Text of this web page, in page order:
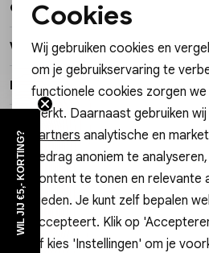
Vesten
Lingerie
Over dit item
Winkelvoorraad
Kenmerken
Verzending / Ophalen in de
Retourneren
Style dit met
My Jewellery 1
Noodzakelijke
Personalisatie
Analytische cookies
Marketing cookies
Cookies
Wij gebruiken cookies en
om je gebruikservaring te
functionele cookies zorgen
werkt. Daarnaast gebruiken
partners analytische en
gedrag anoniem te
content te tonen en
bieden. Je kunt zelf bepalen
accepteert. Klik op
of kies 'Instellingen' om je
WIL JIJ €5,- KORTING?